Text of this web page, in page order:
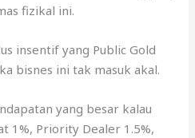
fizikal ini.
insentif yang Public Gold
bisnes ini tak masuk akal.
yang besar kalau
1%, Priority Dealer 1.5%,